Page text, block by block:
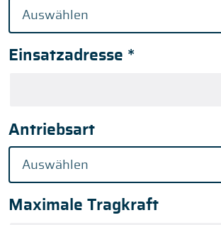
Einsatzadresse *
Antriebsart
Maximale Tragkraft